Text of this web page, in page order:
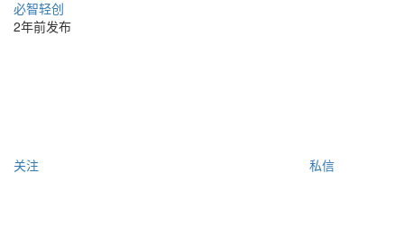
必智轻创
2年前发布
关注 私信